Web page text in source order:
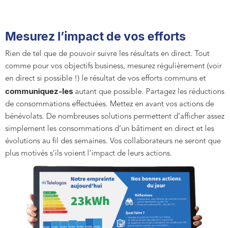
Mesurez l’impact de vos efforts
Rien de tel que de pouvoir suivre les résultats en direct. Tout
comme pour vos objectifs business, mesurez régulièrement (voir
en direct si possible !) le résultat de vos efforts communs et
communiquez-les autant que possible. Partagez les réductions
de consommations effectuées. Mettez en avant vos actions de
bénévolats. De nombreuses solutions permettent d’afficher assez
simplement les consommations d’un bâtiment en direct et les
évolutions au fil des semaines. Vos collaborateurs ne seront que
plus motivés s’ils voient l’impact de leurs actions.